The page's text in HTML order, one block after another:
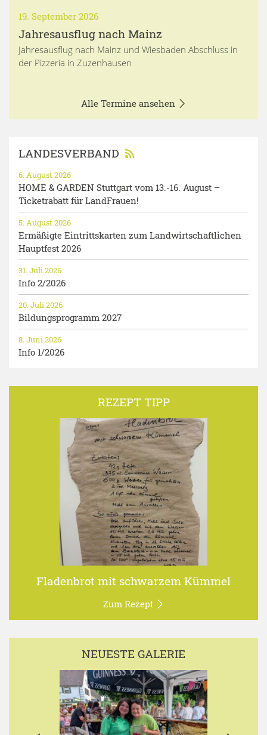
19. September 2026
Jahresausflug nach Mainz
Jahresausflug nach Mainz und Wiesbaden Abschluss in
der Pizzeria in Zuzenhausen
Alle Termine ansehen
LANDESVERBAND
HOME & GARDEN Stuttgart vom 13.-16. August –
Ticketrabatt für LandFrauen!
6. August 2026
Ermäßigte Eintrittskarten zum Landwirtschaftlichen
Hauptfest 2026
5. August 2026
Info 2/2026
31. Juli 2026
Bildungsprogramm 2027
20. Juli 2026
Info 1/2026
8. Juni 2026
REZEPT TIPP
Fladenbrot mit schwarzem Kümmel
Zum Rezept
NEUESTE GALERIE